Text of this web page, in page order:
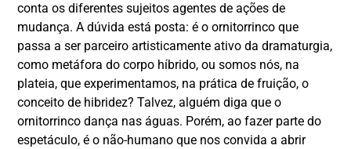
conta os diferentes sujeitos agentes de ações de
mudança. A dúvida está posta: é o ornitorrinco que
passa a ser parceiro artisticamente ativo da dramaturgia,
como metáfora do corpo híbrido, ou somos nós, na
plateia, que experimentamos, na prática de fruição, o
conceito de hibridez? Talvez, alguém diga que o
ornitorrinco dança nas águas. Porém, ao fazer parte do
espetáculo, é o não-humano que nos convida a abrir